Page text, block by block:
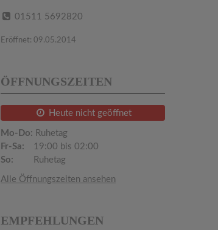
01511 5692820
Eröffnet: 09.05.2014
ÖFFNUNGSZEITEN
Heute nicht geöffnet
Mo-Do: Ruhetag
Fr-Sa:
19:00 bis 02:00
So:
Ruhetag
Alle Öffnungszeiten ansehen
EMPFEHLUNGEN